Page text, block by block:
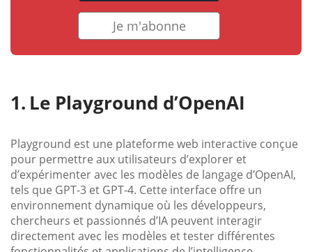
Je m'abonne
Le Playground d’OpenAI
Playground est une plateforme web interactive conçue
pour permettre aux utilisateurs d’explorer et
d’expérimenter avec les modèles de langage d’OpenAI,
tels que GPT-3 et GPT-4. Cette interface offre un
environnement dynamique où les développeurs,
chercheurs et passionnés d’IA peuvent interagir
directement avec les modèles et tester différentes